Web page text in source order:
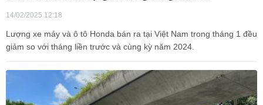
14/02/2025 12:18
Lượng xe máy và ô tô Honda bán ra tại Việt Nam trong tháng 1 đều
giảm so với tháng liền trước và cùng kỳ năm 2024.